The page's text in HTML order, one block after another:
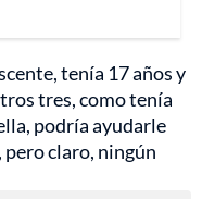
tenía 17 años y
tres, como tenía
podría ayudarle
pero claro, ningún